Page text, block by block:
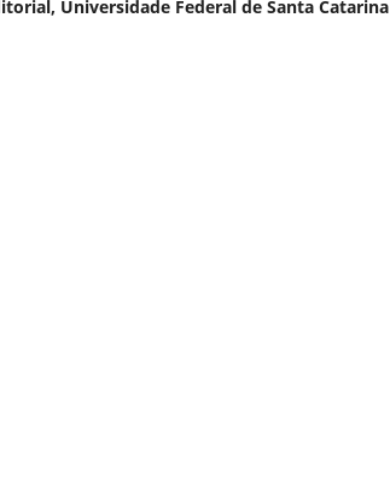
Universidade Federal de Santa Catarina